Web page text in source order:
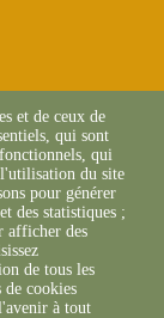
et de ceux de
qui sont
qui
du site
pour générer
des statistiques ;
afficher des
de tous les
de cookies
à tout